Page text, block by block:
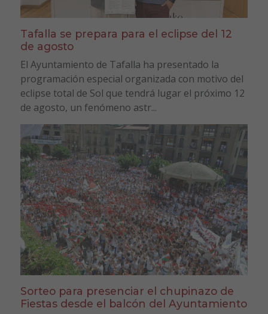
Tafalla se prepara para el eclipse del 12
de agosto
El Ayuntamiento de Tafalla ha presentado la
programación especial organizada con motivo del
eclipse total de Sol que tendrá lugar el próximo 12
de agosto, un fenómeno astr...
Sorteo para presenciar el chupinazo de
Fiestas desde el balcón del Ayuntamiento